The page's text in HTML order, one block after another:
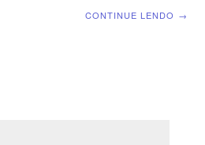
CONTINUE LENDO →